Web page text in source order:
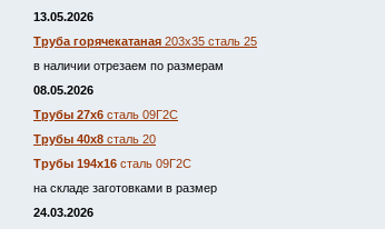
13.05.2026
Труба горячекатаная 203х35 сталь 25
в наличии отрезаем по размерам
08.05.2026
Трубы 27х6 сталь 09Г2С
Трубы 40х8 сталь 20
Трубы 194х16 сталь 09Г2С
на складе заготовками в размер
24.03.2026